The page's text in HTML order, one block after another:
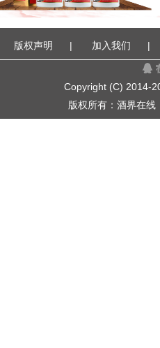
版权声明 | 加入我们 |
Copyright (C) 2014-
版权所有： 酒界在线